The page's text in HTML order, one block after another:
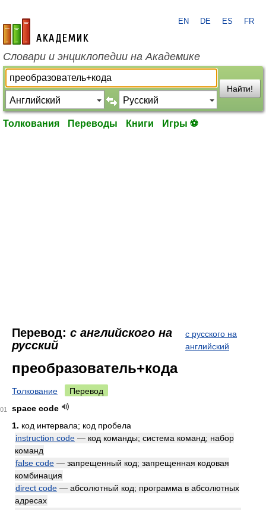
academic.ru
EN DE ES FR
Словари и энциклопедии на Академике
Найти!
Толкования Переводы Книги Игры ⚽
Перевод: с английского на
русский
с русского на
английский
преобразователь+кода
Толкование Перевод
space code
1. код интервала; код пробела
instruction code — код команды; система команд; набор
команд
false code — запрещенный код; запрещенная кодовая
комбинация
direct code — абсолютный код; программа в абсолютных
адресах